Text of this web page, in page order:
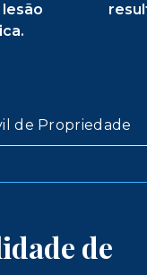
de Propriedade
de